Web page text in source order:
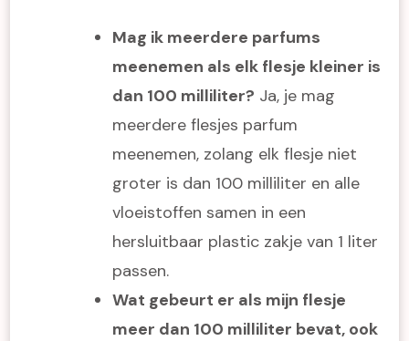
Mag ik meerdere parfums
meenemen als elk flesje kleiner is
dan 100 milliliter? Ja, je mag
meerdere flesjes parfum
meenemen, zolang elk flesje niet
groter is dan 100 milliliter en alle
vloeistoffen samen in een
hersluitbaar plastic zakje van 1 liter
passen.
Wat gebeurt er als mijn flesje
meer dan 100 milliliter bevat, ook